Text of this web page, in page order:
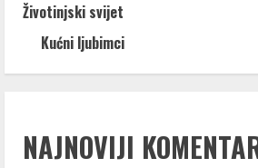
Životinjski svijet
Kućni ljubimci
NAJNOVIJI